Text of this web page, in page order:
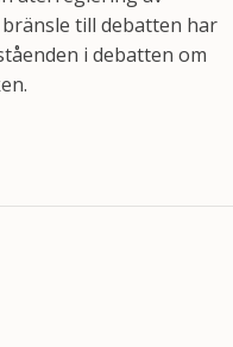
till debatten har
i debatten om